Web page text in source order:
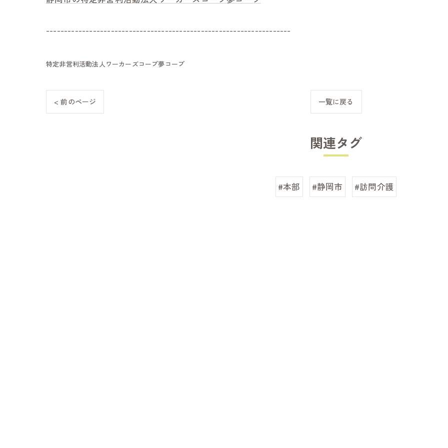
--------------------------------------------------------------------
特定非営利活動法人ワーカーズコープ夢コープ
< 前のページ 一覧に戻る
関連タグ
#本部 #静岡市 #訪問介護